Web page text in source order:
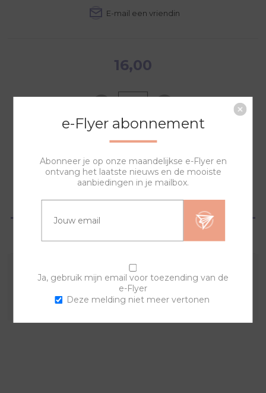
16,00
NAAR WINKELWAGEN
OVERZICHT
Combineer deze sierring met een van de andere
sierringen en horlogebanden voor een trendy horloge.
e-Flyer abonnement
Abonneer je op onze maandelijkse e-Flyer en
ontvang het laatste nieuws en de mooiste
aanbiedingen in je mailbox.
Ja, gebruik mijn email voor toezending van de
e-Flyer
Deze melding niet meer vertonen